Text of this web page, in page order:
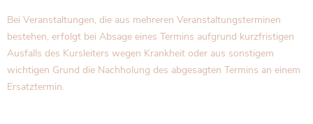
Bei Veranstaltungen, die aus mehreren Veranstaltungsterminen
bestehen, erfolgt bei Absage eines Termins aufgrund kurzfristigen
Ausfalls des Kursleiters wegen Krankheit oder aus sonstigem
wichtigen Grund die Nachholung des abgesagten Termins an einem
Ersatztermin.